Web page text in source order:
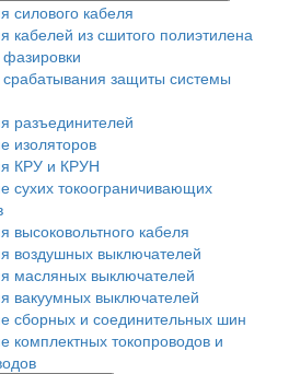
силового кабеля
кабелей из сшитого полиэтилена
защиты системы
разъединителей
изоляторов
КРУ и КРУН
сухих токоограничивающих
высоковольтного кабеля
воздушных выключателей
масляных выключателей
вакуумных выключателей
сборных и соединительных шин
комплектных токопроводов и